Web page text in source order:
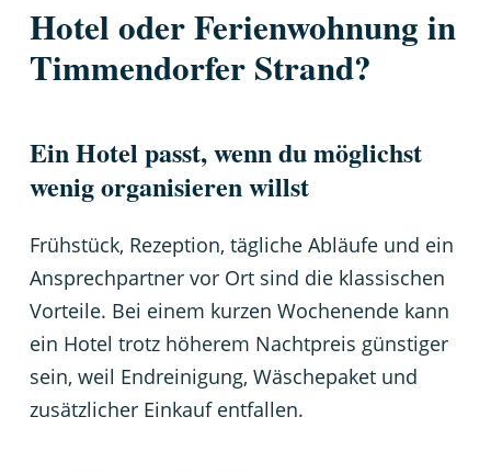
Hotel oder Ferienwohnung in
Timmendorfer Strand?
Ein Hotel passt, wenn du möglichst
wenig organisieren willst
Frühstück, Rezeption, tägliche Abläufe und ein
Ansprechpartner vor Ort sind die klassischen
Vorteile. Bei einem kurzen Wochenende kann
ein Hotel trotz höherem Nachtpreis günstiger
sein, weil Endreinigung, Wäschepaket und
zusätzlicher Einkauf entfallen.